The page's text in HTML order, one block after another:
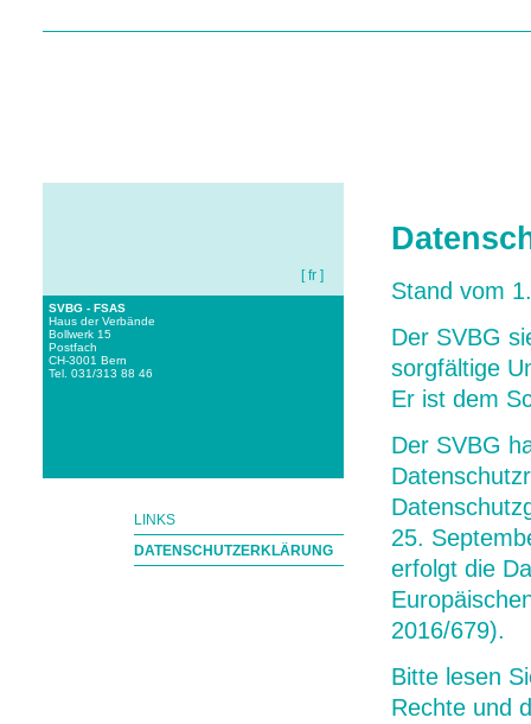
Stand vom
Der SVBG
sorgfältige
Er ist dem
Der SVBG
25.
erfolgt die
2016/679).
Bitte lesen
Rechte und
[ fr ]
SVBG - FSAS
Haus der Verbände
Bollwerk 15
Postfach
CH-3001 Bern
Tel. 031/313 88 46
LINKS
DATENSCHUTZERKLÄRUNG